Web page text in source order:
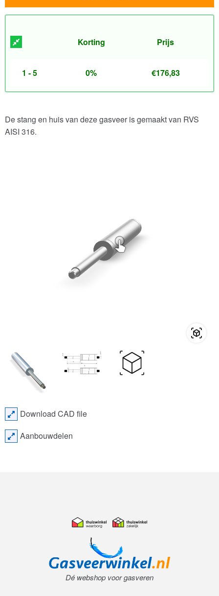
Korting Prijs
1 - 5 0% €176,83
De stang en huis van deze gasveer is gemaakt van RVS
AISI 316.
Download CAD file
Aanbouwdelen
Dé webshop voor gasveren